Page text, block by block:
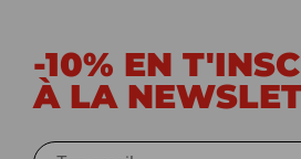
-10% EN
À LA